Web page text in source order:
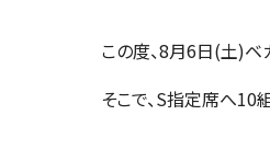
この度、8月6日(土)ベ
そこで、S指定席へ10